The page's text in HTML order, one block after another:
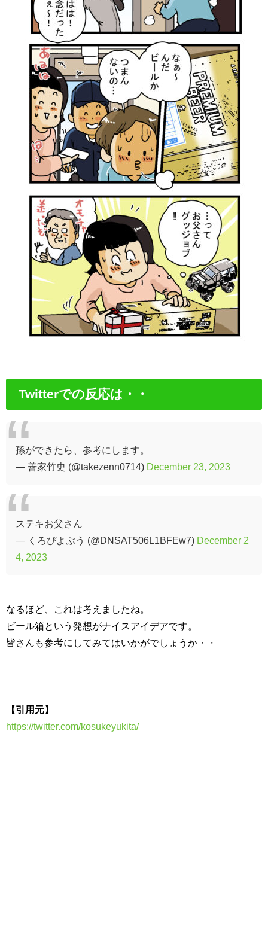
Twitterでの反応は・・
孫ができたら、参考にします。
— 善家竹史 (@takezenn0714) December 23, 2023
ステキお父さん
— くろぴよぶう (@DNSAT506L1BFEw7) December 2
4, 2023
なるほど、これは考えましたね。
ビール箱という発想がナイスアイデアです。
皆さんも参考にしてみてはいかがでしょうか・・
【引用元】
https://twitter.com/kosukeyukita/